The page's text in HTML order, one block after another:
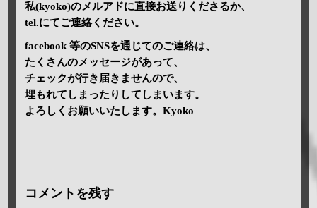
私(kyoko)のメルアドに直接お送りくださるか、
tel.にてご連絡ください。
facebook 等のSNSを通じてのご連絡は、
たくさんのメッセージがあって、
チェックが行き届きませんので、
埋もれてしまったりしてしまいます。
よろしくお願いいたします。Kyoko
コメントを残す